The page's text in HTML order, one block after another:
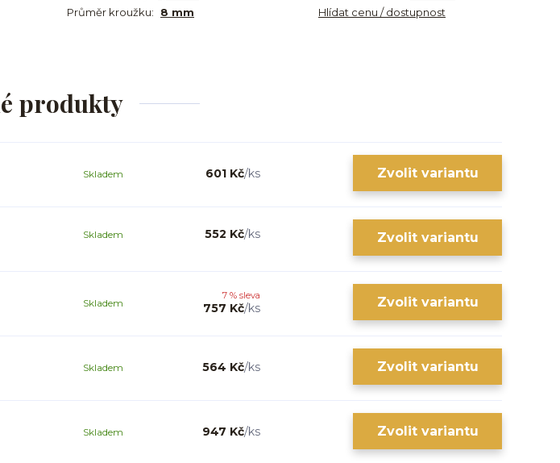
Průměr kroužku:
8 mm Hlídat cenu / dostupnost
produkty
601 Kč/ks
Skladem Zvolit variantu
552 Kč/ks
Skladem Zvolit variantu
7 % sleva
757 Kč/ks
Skladem Zvolit variantu
564 Kč/ks
Skladem Zvolit variantu
947 Kč/ks
Skladem Zvolit variantu